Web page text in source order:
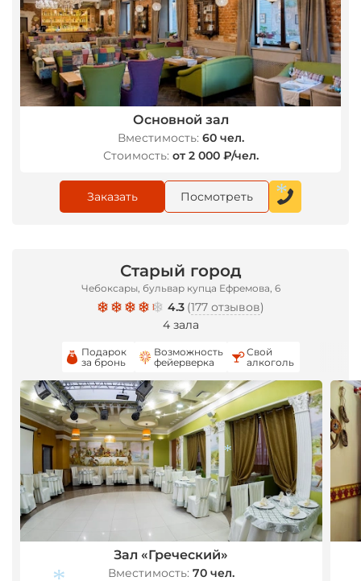
Основной зал
Вместимость: 60 чел.
Стоимость: от 2 000 ₽/чел.
Заказать Посмотреть
Старый город
Чебоксары, бульвар купца Ефремова, 6
4.3 (177 отзывов)
4 зала
Подарок
за бронь
Возможность
фейерверка
Свой
алкоголь
Зал «Греческий»
Вместимость: 70 чел.
*